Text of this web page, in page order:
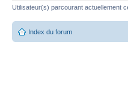
Utilisateur(s) parcourant actuellement
Index du forum